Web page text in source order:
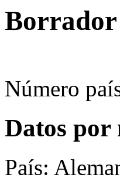
Número
Datos por
País: